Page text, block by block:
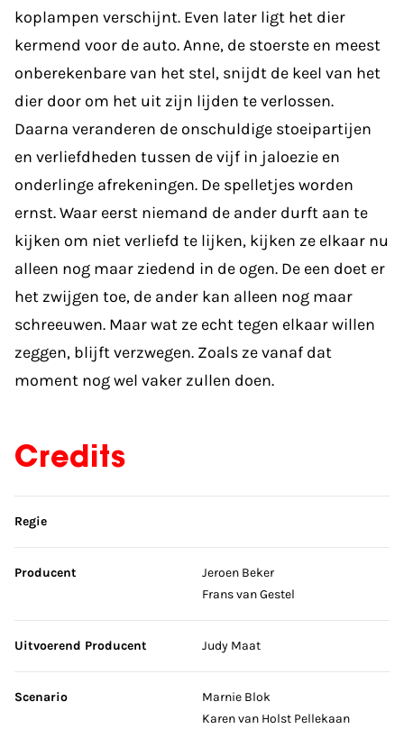
koplampen verschijnt. Even later ligt het dier
kermend voor de auto. Anne, de stoerste en meest
onberekenbare van het stel, snijdt de keel van het
dier door om het uit zijn lijden te verlossen.
Daarna veranderen de onschuldige stoeipartijen
en verliefdheden tussen de vijf in jaloezie en
onderlinge afrekeningen. De spelletjes worden
ernst. Waar eerst niemand de ander durft aan te
kijken om niet verliefd te lijken, kijken ze elkaar nu
alleen nog maar ziedend in de ogen. De een doet er
het zwijgen toe, de ander kan alleen nog maar
schreeuwen. Maar wat ze echt tegen elkaar willen
zeggen, blijft verzwegen. Zoals ze vanaf dat
moment nog wel vaker zullen doen.
Credits
Sla credits over
Regie
Producent
Jeroen Beker
Frans van Gestel
Uitvoerend Producent Judy Maat
Scenario
Marnie Blok
Karen van Holst Pellekaan